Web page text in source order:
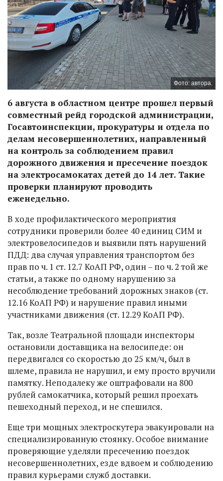
Фото: автора.
6 августа в областном центре прошел первый
совместный рейд городской администрации,
Госавтоинспекции, прокуратуры и отдела по
делам несовершеннолетних, направленный
на контроль за соблюдением правил
дорожного движения и пресечение поездок
на электросамокатах детей до 14 лет. Такие
проверки планируют проводить
еженедельно.
В ходе профилактического мероприятия
сотрудники проверили более 40 единиц СИМ и
электровелосипедов и выявили пять нарушений
ПДД: два случая управления транспортом без
прав по ч. 1 ст. 12.7 КоАП РФ, один – по ч. 2 той же
статьи, а также по одному нарушению за
несоблюдение требований дорожных знаков (ст.
12.16 КоАП РФ) и нарушение правил иными
участниками движения (ст. 12.29 КоАП РФ).
Так, возле Театральной площади инспекторы
остановили доставщика на велосипеде: он
передвигался со скоростью до 25 км/ч, был в
шлеме, правила не нарушил, и ему просто вручили
памятку. Неподалеку же оштрафовали на 800
рублей самокатчика, который решил проехать
пешеходный переход, и не спешился.
Еще три мощных электроскутера эвакуировали на
специализированную стоянку. Особое внимание
проверяющие уделяли пресечению поездок
несовершеннолетних, езде вдвоем и соблюдению
правил курьерами служб доставки.